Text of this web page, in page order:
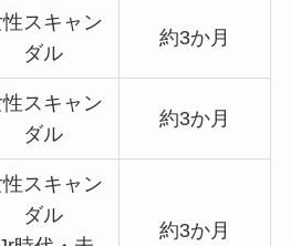
スキャン
ダル
約3か月
スキャン
ダル
約3か月
スキャン
ダル
約3か月